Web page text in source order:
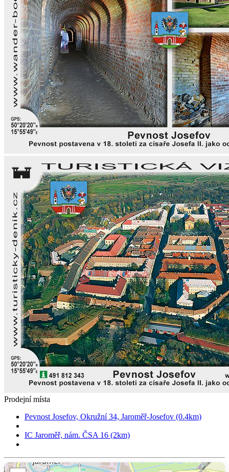
Prodejní místa
Pevnost Josefov, Okružní 34, Jaroměř-Josefov (0.4km)
IC Jaroměř, nám. ČSA 16 (2km)